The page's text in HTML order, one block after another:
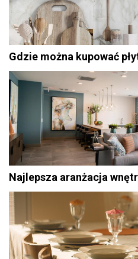
Gdzie można kupować
Najlepsza aranżacja